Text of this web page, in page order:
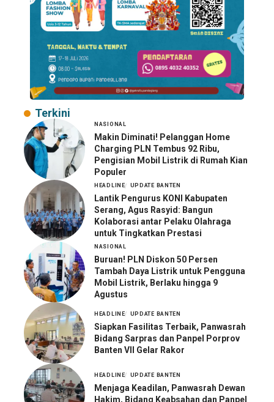
Terkini
NASIONAL
Makin Diminati! Pelanggan Home
Charging PLN Tembus 92 Ribu,
Pengisian Mobil Listrik di Rumah Kian
Populer
HEADLINE UPDATE BANTEN
Lantik Pengurus KONI Kabupaten
Serang, Agus Rasyid: Bangun
Kolaborasi antar Pelaku Olahraga
untuk Tingkatkan Prestasi
NASIONAL
Buruan! PLN Diskon 50 Persen
Tambah Daya Listrik untuk Pengguna
Mobil Listrik, Berlaku hingga 9
Agustus
HEADLINE UPDATE BANTEN
Siapkan Fasilitas Terbaik, Panwasrah
Bidang Sarpras dan Panpel Porprov
Banten VII Gelar Rakor
HEADLINE UPDATE BANTEN
Menjaga Keadilan, Panwasrah Dewan
Hakim, Bidang Keabsahan dan Panpel